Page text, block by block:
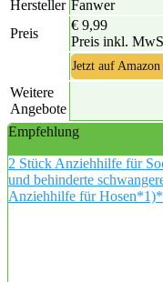
Hersteller Fanwer
Preis
€ 9,99
Preis inkl.
Jetzt auf Amazon
Weitere
Angebote
Empfehlung
2 Stück Anziehhilfe für
und behinderte
Anziehhilfe für Hosen*1)*